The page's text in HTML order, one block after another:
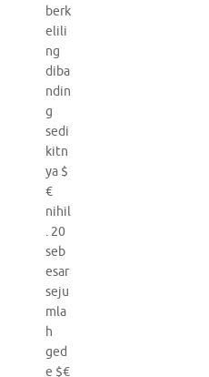
berk
elili
ng
diba
ndin
g
sedi
kitn
ya $
€
nihil
. 20
seb
esar
seju
mla
h
ged
e $€